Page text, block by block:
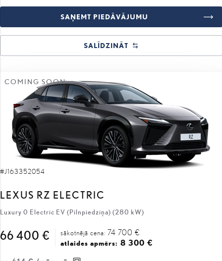
SAŅEMT PIEDĀVĀJUMU
SALĪDZINĀT
COMING SOON
#J163352054
LEXUS RZ ELECTRIC
Luxury 0 Electric EV (Pilnpiedziņa) (280 kW)
66 400 € sākotnējā cena: 74 700 €
atlaides apmērs: 8 300 €